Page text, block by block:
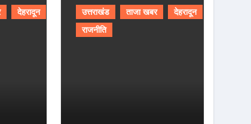
देहरादून उत्तराखंड ताजा खबर
देहरादून
राजनीति